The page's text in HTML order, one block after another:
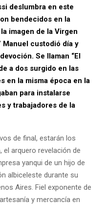
deslumbra en este
bendecidos en la
imagen de la Virgen
Manuel custodió día y
Se llaman “El
a dos surgido en las
en la misma época en la
para instalarse
y trabajadores de la
de final, estarán los
el arquero revelación de
yanqui de un hijo de
albiceleste durante su
Aires. Fiel exponente de
y mercancía en